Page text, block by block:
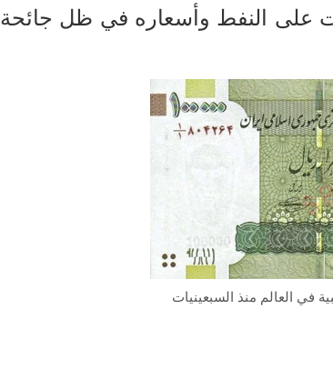
على النفط وأسعاره في ظل جائحة
في العالم منذ السبعينيات